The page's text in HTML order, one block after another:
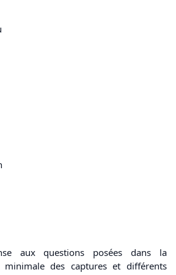
aux questions posées dans la
des captures et différents